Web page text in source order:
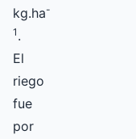
kg.ha-
1 .
El
riego
fue
por